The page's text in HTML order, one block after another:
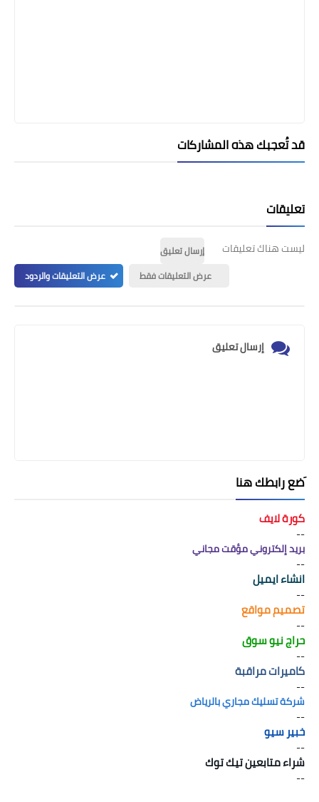
قد تُعجبك هذه المشاركات
تعليقات
ليست هناك تعليقات
إرسال تعليق
عرض التعليقات فقط
عرض التعليقات والردود
إرسال تعليق
َضع رابطك هنا
كورة لايف
--
بريد إلكتروني مؤقت مجاني
--
انشاء ايميل
--
تصميم مواقع
--
حراج نيو سوق
--
كاميرات مراقبة
--
شركة تسليك مجاري بالرياض
--
خبير سيو
--
شراء متابعين تيك توك
--